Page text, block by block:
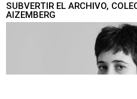
SUBVERTIR EL ARCHIVO,
AIZEMBERG